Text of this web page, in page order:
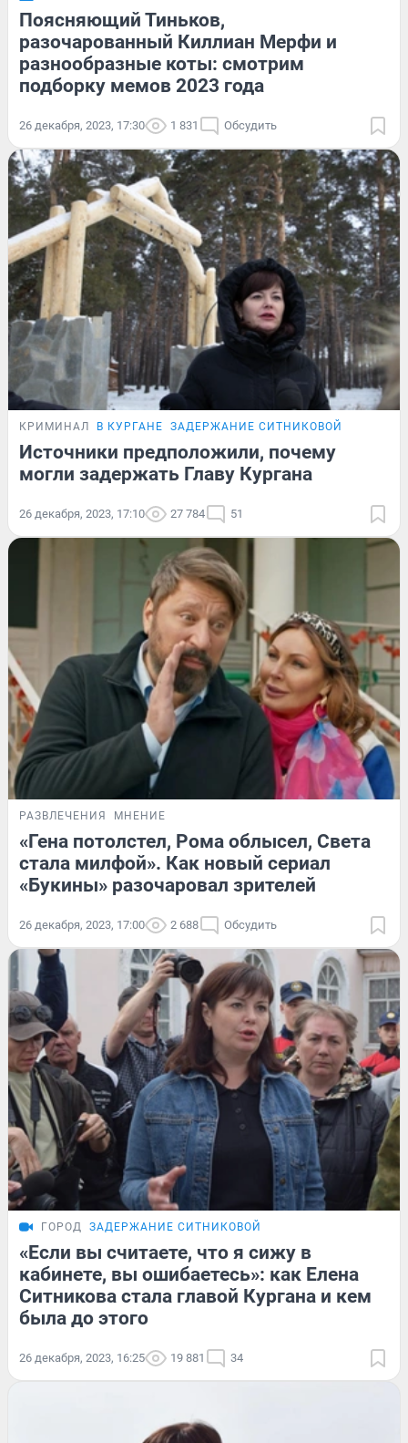
Поясняющий Тиньков,
разочарованный Киллиан Мерфи и
разнообразные коты: смотрим
подборку мемов 2023 года
26 декабря, 2023, 17:30 1 831 Обсудить
КРИМИНАЛ В КУРГАНЕ ЗАДЕРЖАНИЕ СИТНИКОВОЙ
Источники предположили, почему
могли задержать Главу Кургана
26 декабря, 2023, 17:10 27 784 51
РАЗВЛЕЧЕНИЯ МНЕНИЕ
«Гена потолстел, Рома облысел, Света
стала милфой». Как новый сериал
«Букины» разочаровал зрителей
26 декабря, 2023, 17:00 2 688 Обсудить
ГОРОД ЗАДЕРЖАНИЕ СИТНИКОВОЙ
«Если вы считаете, что я сижу в
кабинете, вы ошибаетесь»: как Елена
Ситникова стала главой Кургана и кем
была до этого
26 декабря, 2023, 16:25 19 881 34